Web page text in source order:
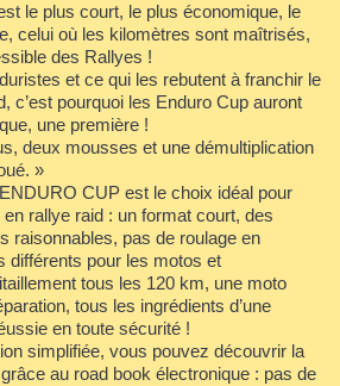
le plus court, le plus économique, le
celui où les kilomètres sont maîtrisés,
des Rallyes !
et ce qui les rebutent à franchir le
c’est pourquoi les Enduro Cup auront
une première !
deux mousses et une démultiplication
»
CUP est le choix idéal pour
rallye raid : un format court, des
raisonnables, pas de roulage en
différents pour les motos et
tous les 120 km, une moto
tous les ingrédients d’une
en toute sécurité !
simplifiée, vous pouvez découvrir la
au road book électronique : pas de